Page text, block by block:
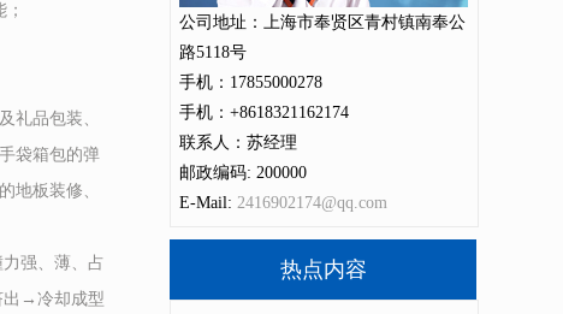
礼品包装、
袋箱包的弹
地板装修、
强、薄、占
出→冷却成型
公司地址：上海市奉贤区青村镇南奉公
路5118号
手机：17855000278
手机：+8618321162174
联系人：苏经理
邮政编码: 200000
E-Mail: 2416902174@qq.com
热点内容